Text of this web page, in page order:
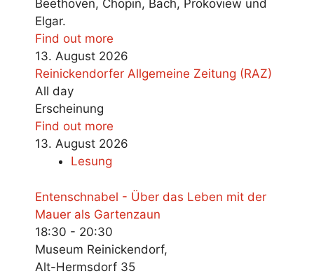
Beethoven, Chopin, Bach, Prokoview und
Elgar.
Find out more
13. August 2026
Reinickendorfer Allgemeine Zeitung (RAZ)
All day
Erscheinung
Find out more
13. August 2026
Lesung
Entenschnabel - Über das Leben mit der
Mauer als Gartenzaun
18:30 - 20:30
Museum Reinickendorf,
Alt-Hermsdorf 35